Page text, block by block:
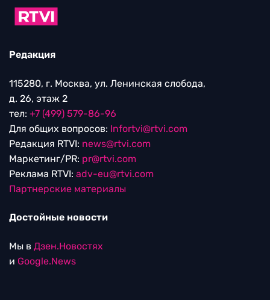
Редакция
115280, г. Москва, ул. Ленинская слобода,
д. 26, этаж 2
тел: +7 (499) 579-86-96
Для общих вопросов: Infortvi@rtvi.com
Редакция RTVI: news@rtvi.com
Маркетинг/PR: pr@rtvi.com
Реклама RTVI: adv-eu@rtvi.com
Партнерские материалы
Достойные новости
Мы в Дзен.Новостях
и Google.News